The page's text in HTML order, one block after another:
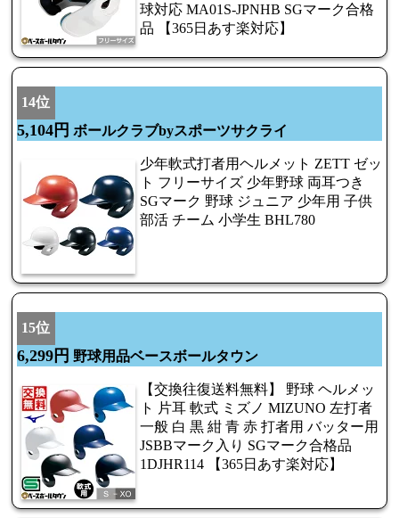
球対応 MA01S-JPNHB SGマーク合格
品 【365日あす楽対応】
14位
5,104円 ボールクラブbyスポーツサクライ
少年軟式打者用ヘルメット ZETT ゼッ
ト フリーサイズ 少年野球 両耳つき
SGマーク 野球 ジュニア 少年用 子供
部活 チーム 小学生 BHL780
15位
6,299円 野球用品ベースボールタウン
【交換往復送料無料】 野球 ヘルメッ
ト 片耳 軟式 ミズノ MIZUNO 左打者
一般 白 黒 紺 青 赤 打者用 バッター用
JSBBマーク入り SGマーク合格品
1DJHR114 【365日あす楽対応】